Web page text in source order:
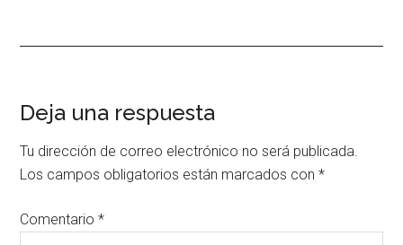
Interacciones
con
los
lectores
Deja una respuesta
Tu dirección de correo electrónico no será publicada.
Los campos obligatorios están marcados con*
Comentario*